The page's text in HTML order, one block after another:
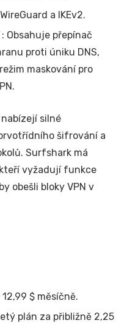
a IKEv2.
: Obsahuje přepínač
proti úniku DNS,
maskování pro
nabízejí silné
šifrování a
Surfshark má
vyžadují funkce
obešli bloky VPN v
$ měsíčně.
plán za přibližně 2,25